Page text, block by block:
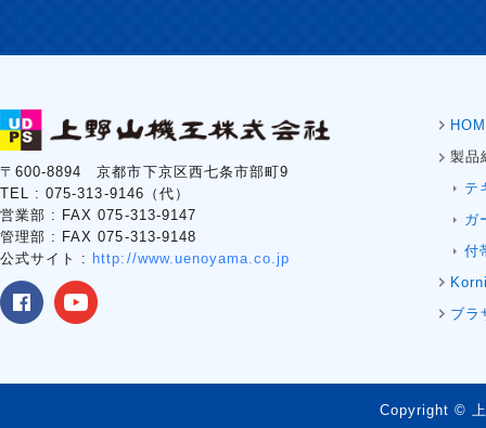
〒600-8894 京都市下京区西七条市部町9
TEL : 075-313-9146（代）
営業部 : FAX 075-313-9147
管理部 : FAX 075-313-9148
公式サイト : http://www.uenoyama.co.jp
製品
テ
ガ
付
ブラ
Copyright ©